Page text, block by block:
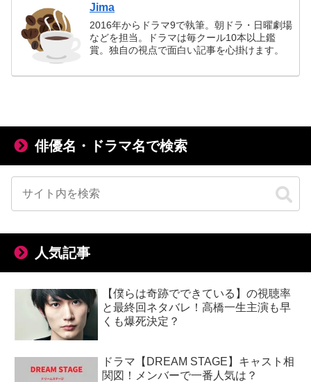
Jima
2016年からドラマ9で執筆。朝ドラ・日曜劇場
などを担当。ドラマは毎クール10本以上鑑
賞。独自の視点で面白い記事を心掛けます。
俳優名・ドラマ名で検索
人気記事
【僕らは奇跡でできている】の視聴率
と最終回ネタバレ！高橋一生主演も早
くも爆死決定？
ドラマ【DREAM STAGE】キャスト相
関図！メンバーで一番人気は？